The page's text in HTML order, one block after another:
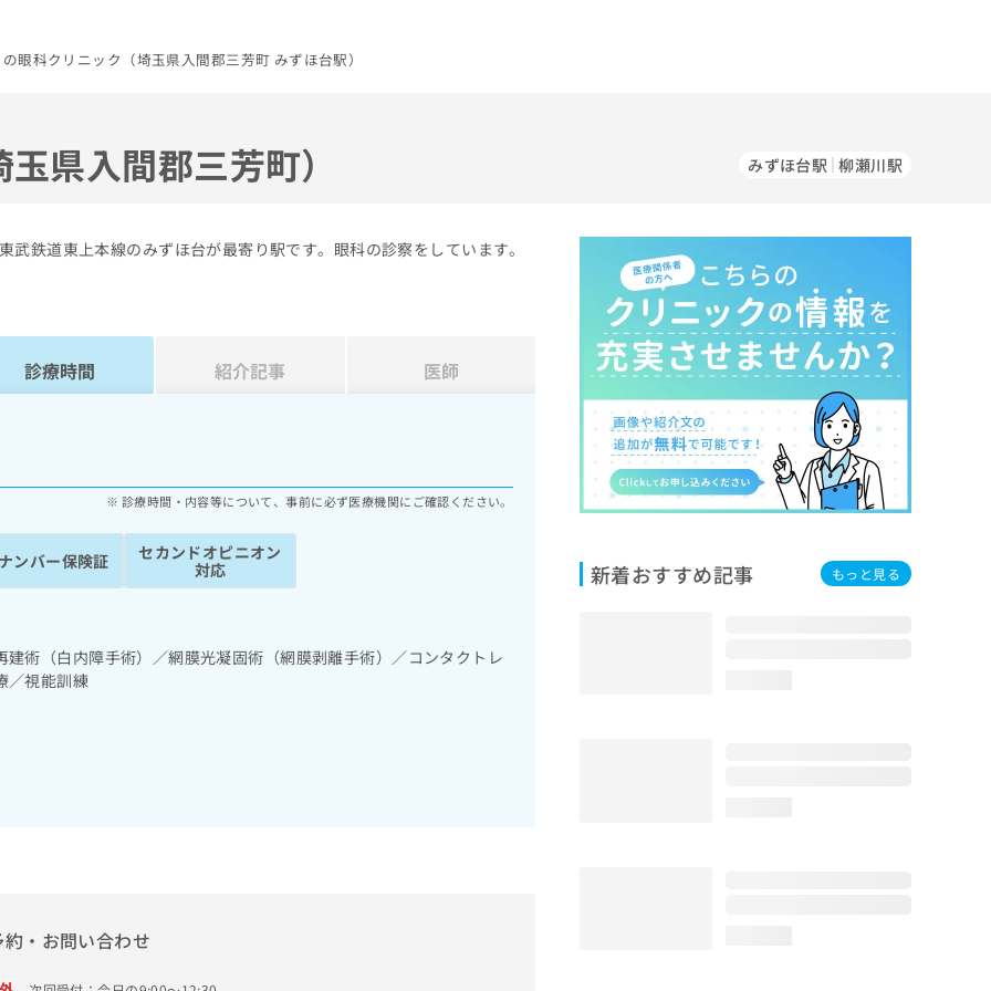
眼科クリニック（埼玉県入間郡三芳町 みずほ台駅）
県入間郡三芳町） みずほ台駅 柳瀬川駅
鉄道東上本線のみずほ台が最寄り駅です。眼科の診察をしています。
診療時間 紹介記事 医師
診療時間・内容等について、事前に必ず医療機関にご確認ください。
ンバー保険証
セカンドオピニオン
対応
建術（白内障手術）／網膜光凝固術（網膜剥離手術）／コンタクトレ
／視能訓練
・お問い合わせ
新着おすすめ記事 もっと見る